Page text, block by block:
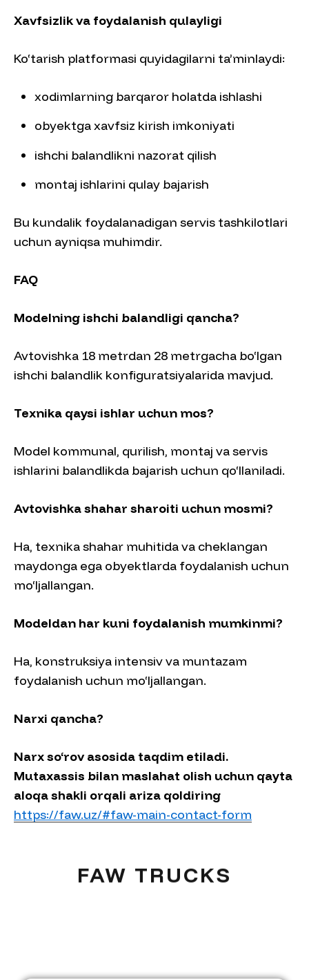
Xavfsizlik va foydalanish qulayligi
Ko‘tarish platformasi quyidagilarni ta’minlaydi:
xodimlarning barqaror holatda ishlashi
obyektga xavfsiz kirish imkoniyati
ishchi balandlikni nazorat qilish
montaj ishlarini qulay bajarish
Bu kundalik foydalanadigan servis tashkilotlari
uchun ayniqsa muhimdir.
FAQ
Modelning ishchi balandligi qancha?
Avtovishka 18 metrdan 28 metrgacha bo‘lgan
ishchi balandlik konfiguratsiyalarida mavjud.
Texnika qaysi ishlar uchun mos?
Model kommunal, qurilish, montaj va servis
ishlarini balandlikda bajarish uchun qo‘llaniladi.
Avtovishka shahar sharoiti uchun mosmi?
Ha, texnika shahar muhitida va cheklangan
maydonga ega obyektlarda foydalanish uchun
mo‘ljallangan.
Modeldan har kuni foydalanish mumkinmi?
Ha, konstruksiya intensiv va muntazam
foydalanish uchun mo‘ljallangan.
Narxi qancha?
Narx so‘rov asosida taqdim etiladi.
Mutaxassis bilan maslahat olish uchun qayta
aloqa shakli orqali ariza qoldiring
https://faw.uz/#faw-main-contact-form
FAW TRUCKS